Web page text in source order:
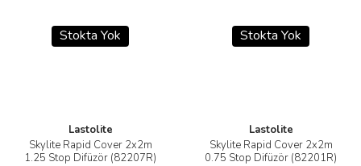
Stokta Yok
Lastolite
Skylite Rapid Cover 2x2m
1.25 Stop Difüzör (82207R)
Stokta Yok
Lastolite
Skylite Rapid Cover 2x2m
0.75 Stop Difüzör (82201R)